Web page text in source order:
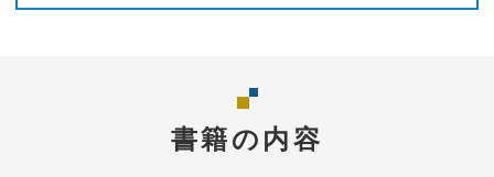
書籍の内容